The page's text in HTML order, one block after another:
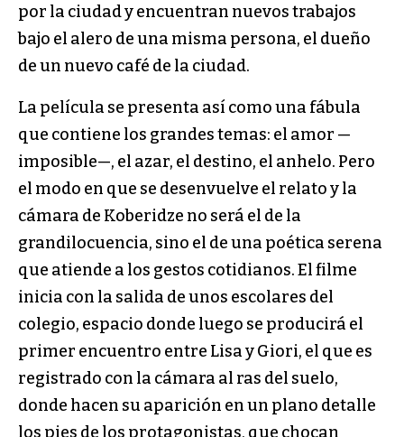
por la ciudad y encuentran nuevos trabajos
bajo el alero de una misma persona, el dueño
de un nuevo café de la ciudad.
La película se presenta así como una fábula
que contiene los grandes temas: el amor —
imposible—, el azar, el destino, el anhelo. Pero
el modo en que se desenvuelve el relato y la
cámara de Koberidze no será el de la
grandilocuencia, sino el de una poética serena
que atiende a los gestos cotidianos. El filme
inicia con la salida de unos escolares del
colegio, espacio donde luego se producirá el
primer encuentro entre Lisa y Giori, el que es
registrado con la cámara al ras del suelo,
donde hacen su aparición en un plano detalle
los pies de los protagonistas, que chocan